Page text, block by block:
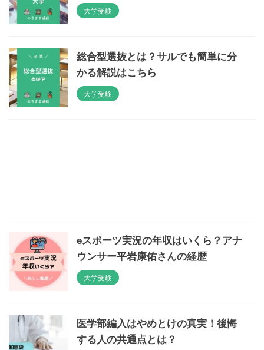
大学受験
総合型選抜とは？サルでも簡単に分
かる解説はこちら
大学受験
eスポーツ実況の年収はいくら？アナ
ウンサー平岩康佑さんの経歴
大学受験
医学部編入はやめとけの真実！後悔
する人の共通点とは？